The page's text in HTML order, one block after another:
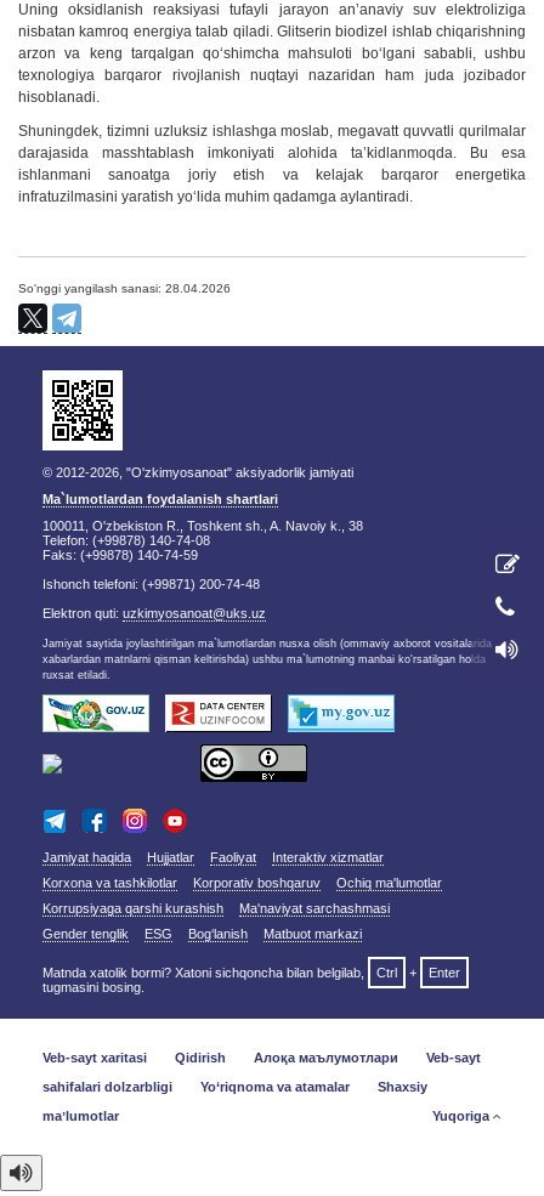
Uning oksidlanish reaksiyasi tufayli jarayon anʼanaviy suv elektroliziga
nisbatan kamroq energiya talab qiladi. Glitserin biodizel ishlab chiqarishning
arzon va keng tarqalgan qoʻshimcha mahsuloti boʻlgani sababli, ushbu
texnologiya barqaror rivojlanish nuqtayi nazaridan ham juda jozibador
hisoblanadi.
Shuningdek, tizimni uzluksiz ishlashga moslab, megavatt quvvatli qurilmalar
darajasida masshtablash imkoniyati alohida taʼkidlanmoqda. Bu esa
ishlanmani sanoatga joriy etish va kelajak barqaror energetika
infratuzilmasini yaratish yoʻlida muhim qadamga aylantiradi.
So'nggi yangilash sanasi: 28.04.2026
© 2012-2026, "O'zkimyosanoat" aksiyadorlik jamiyati
Ma`lumotlardan foydalanish shartlari
100011, O'zbekiston R., Toshkent sh., A. Navoiy k., 38
Telefon: (+99878) 140-74-08
Faks: (+99878) 140-74-59
Ishonch telefoni: (+99871) 200-74-48
Elektron quti: uzkimyosanoat@uks.uz
Jamiyat saytida joylashtirilgan ma`lumotlardan nusxa olish (ommaviy axborot vositalarida
xabarlardan matnlarni qisman keltirishda) ushbu ma`lumotning manbai ko'rsatilgan holda
ruxsat etiladi.
Jamiyat haqida Hujjatlar Faoliyat
Interaktiv xizmatlar
Korxona va tashkilotlar
Korporativ boshqaruv
Ochiq ma'lumotlar
Korrupsiyaga qarshi kurashish
Ma'naviyat sarchashmasi
Gender tenglik
ESG Bog‘lanish Matbuot markazi
Matnda xatolik bormi? Xatoni sichqoncha bilan belgilab, Ctrl +
Enter
tugmasini bosing.
Veb-sayt xaritasi Qidirish Алоқа маълумотлари
Veb-sayt
sahifalari dolzarbligi
Yo‘riqnoma va atamalar
Shaxsiy
maʼlumotlar
Yuqoriga